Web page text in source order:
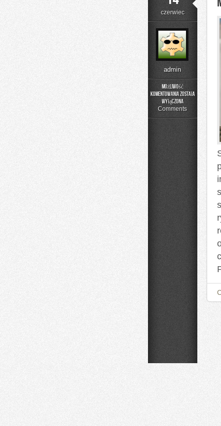
czerwiec
admin
Możliwość
komentowania
Size
została
wyłączona
Comments